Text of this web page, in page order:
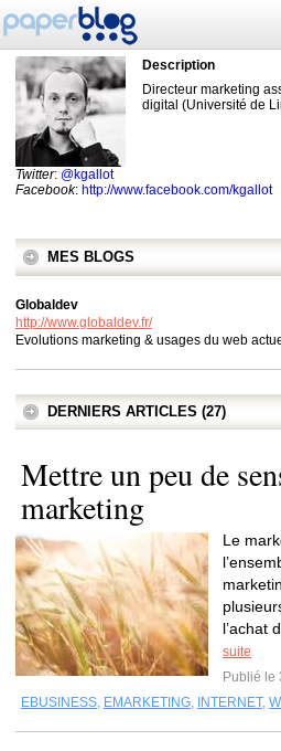
Description
Directeur marketing
digital (Université de
Twitter: @kgallot
Facebook: http://www.facebook.com/kgallot
MES BLOGS
Globaldev
http://www.globaldev.fr/
Evolutions marketing & usages du web
DERNIERS ARTICLES (27)
Mettre un peu de
marketing
Le
l’achat
suite
Publié le
EBUSINESS, EMARKETING, INTERNET,